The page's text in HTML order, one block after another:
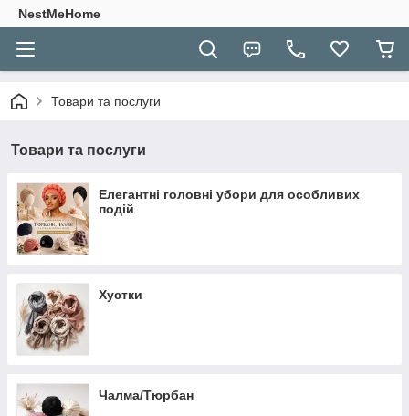
NestMeHome
Товари та послуги
Товари та послуги
Елегантні головні убори для особливих
подій
Хустки
Чалма/Тюрбан